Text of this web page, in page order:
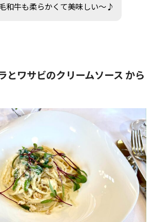
和牛も柔らかくて美味しい〜♪
とワサビのクリームソース から